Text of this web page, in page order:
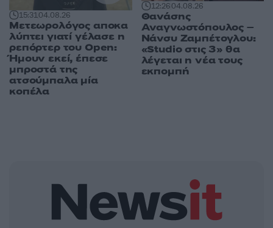
15:3104.08.26
Μετεωρολόγος αποκα
λύπτει γιατί γέλασε η
ρεπόρτερ του Open:
Ήμουν εκεί, έπεσε
μπροστά της
ατσούμπαλα μία
κοπέλα
12:2604.08.26
Θανάσης
Αναγνωστόπουλος –
Νάνσυ Ζαμπέτογλου:
«Studio στις 3» θα
λέγεται η νέα τους
εκπομπή